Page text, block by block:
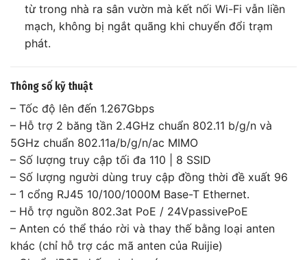
từ trong nhà ra sân vườn mà kết nối Wi-Fi vẫn liền
mạch, không bị ngắt quãng khi chuyển đổi trạm
phát.
Thông số kỹ thuật
– Tốc độ lên đến 1.267Gbps
– Hỗ trợ 2 băng tần 2.4GHz chuẩn 802.11 b/g/n và
5GHz chuẩn 802.11a/b/g/n/ac MIMO
– Số lượng truy cập tối đa 110 | 8 SSID
– Số lượng người dùng truy cập đồng thời đề xuất 96
– 1 cổng RJ45 10/100/1000M Base-T Ethernet.
– Hỗ trợ nguồn 802.3at PoE / 24VpassivePoE
– Anten có thể tháo rời và thay thế bằng loại anten
khác (chỉ hỗ trợ các mã anten của Ruijie)